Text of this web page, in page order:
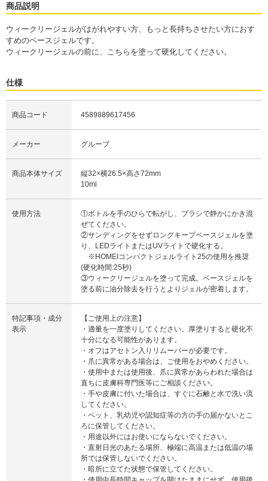
商品説明
ウィークリージェルがはがれやすい方、もっと長持ちさせたい方におす
すめのベースジェルです。
ウィークリージェルの前に、こちらを塗って硬化してください。
仕様
商品コード 4589889617456
メーカー グルーブ
商品本体サイズ
縦32×横26.5×高さ72mm
10ml
使用方法
①ボトルを手のひらで転がし、ブラシで静かにかき混
ぜてください。
②サンディングをせずロングキープベースジェルを塗
り、LEDライトまたはUVライトで硬化する。
※HOMEIコンパクトジェルライト25の使用を推奨
(硬化時間:25秒)
③ウィークリージェルを塗って完成。ベースジェルを
塗る前に油分除去を行うとよりジェルが密着します。
特記事項・成分
表示
【ご使用上の注意】
・適量を一度塗りしてください。厚塗りすると硬化不
十分になる可能性があります。
・オフはアセトン入りリムーバーが必要です。
・爪に異常がある場合は、ご使用をおやめください。
・使用中または使用後、爪に異常があらわれた場合は
直ちに皮膚科専門医等にご相談ください。
・手や皮膚に付いた場合は、すぐに石鹸と水で洗い流
してください。
・ペット、乳幼児や認知症等の方の手の届かないとこ
ろに保管してください。
・用途以外にはお使いにならないでください。
・直射日光のあたる場所、極端に高温または低温の場
所では保管しないでください。
・暗所に立てた状態で保管してください。